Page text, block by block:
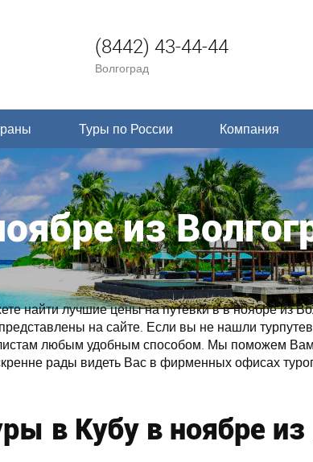
(8442) 43-44-44
Волгоград
Туры по России Компания
из
найти лучшие цены на путевки в в ноябре из
на сайте. Если вы не нашли
любым удобным способом. Мы поможем
рады видеть Вас в фирменных офисах
в Кубу в ноябре из